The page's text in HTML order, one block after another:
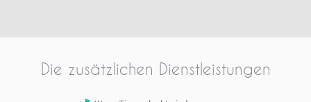
Die zusätzlichen Dienstleistungen